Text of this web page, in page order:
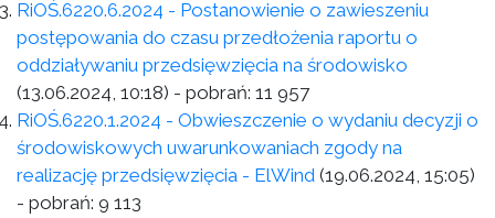
RiOŚ.6220.6.2024 - Postanowienie o zawieszeniu
postępowania do czasu przedłożenia raportu o
oddziaływaniu przedsięwzięcia na środowisko
(13.06.2024, 10:18) - pobrań: 11 957
RiOŚ.6220.1.2024 - Obwieszczenie o wydaniu decyzji o
środowiskowych uwarunkowaniach zgody na
realizację przedsięwzięcia - ElWind (19.06.2024, 15:05)
- pobrań: 9 113